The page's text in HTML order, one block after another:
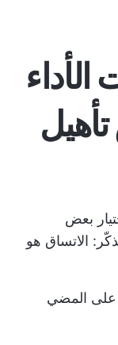
بعض
الاتساق هو
على المضي